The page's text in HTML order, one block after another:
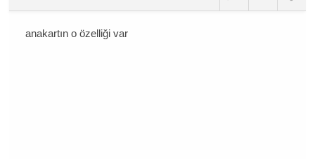
anakartın o özelliği var